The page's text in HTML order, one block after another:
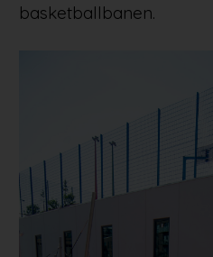
basketballbanen.